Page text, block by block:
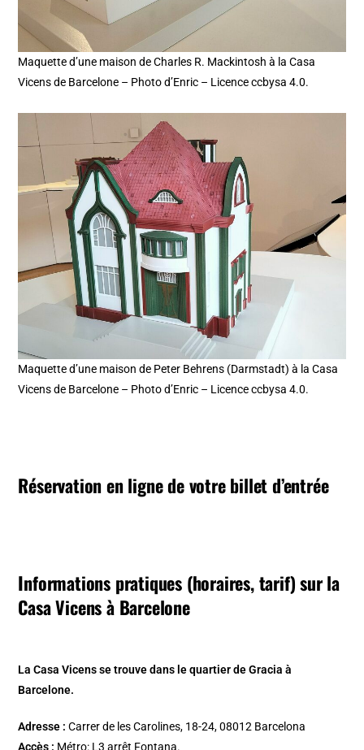
Maquette d’une maison de Charles R. Mackintosh à la Casa
Vicens de Barcelone – Photo d’Enric – Licence ccbysa 4.0.
Maquette d’une maison de Peter Behrens (Darmstadt) à la Casa
Vicens de Barcelone – Photo d’Enric – Licence ccbysa 4.0.
Réservation en ligne de votre billet d’entrée
Informations pratiques (horaires, tarif) sur la
Casa Vicens à Barcelone
La Casa Vicens se trouve dans le quartier de Gracia à
Barcelone.
Adresse : Carrer de les Carolines, 18-24, 08012 Barcelona
Accès : Métro: L3 arrêt Fontana.